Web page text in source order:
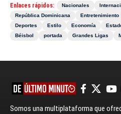
Enlaces rápidos: Nacionales
República Dominicana
Entretenimiento
Deportes
Estilo Economía
Béisbol
portada Grandes Ligas
Somos una multiplataforma que